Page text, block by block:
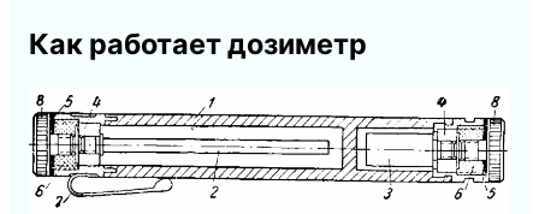
Как работает дозиметр